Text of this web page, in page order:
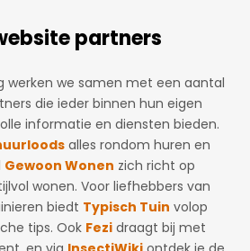
partners
werken we samen met een aantal
die ieder binnen hun eigen
informatie en diensten bieden.
alles rondom huren en
Gewoon Wonen zich richt op
wonen. Voor liefhebbers van
biedt Typisch Tuin volop
tips. Ook Fezidraagt bij met